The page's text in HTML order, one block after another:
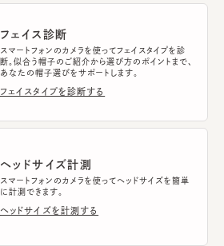
フェイス診断
スマートフォンのカメラを使ってフェイスタイプを診
断。似合う帽子のご紹介から選び方のポイントまで、
あなたの帽子選びをサポートします。
フェイスタイプを診断する
ヘッドサイズ計測
スマートフォンのカメラを使ってヘッドサイズを簡単
に計測できます。
ヘッドサイズを計測する